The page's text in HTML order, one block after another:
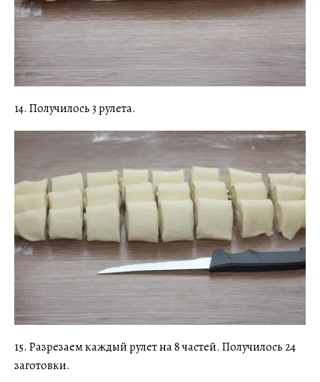
14. Получилось 3 рулета.
15. Разрезаем каждый рулет на 8 частей. Получилось 24
заготовки.